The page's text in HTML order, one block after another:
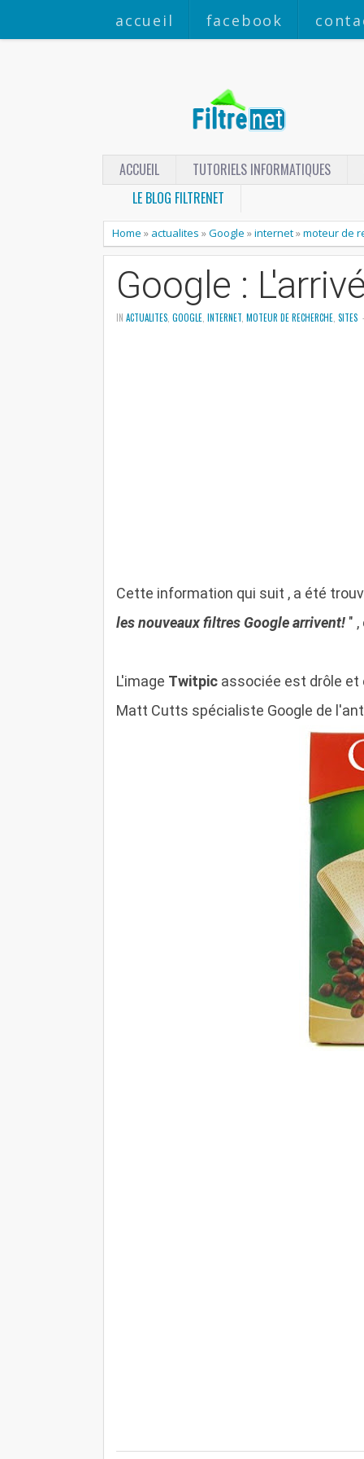
accueil facebook
ACCUEIL TUTORIELS INFORMATIQUES
LE BLOG FILTRENET
Home » actualites »Google »internet»moteur de
Google :
IN ACTUALITES GOOGLE INTERNET MOTEUR DE RECHERCHE SITES
Cette information qui suit , a été
les nouveaux filtres Google arrivent! "
L'image Twitpic associée est drôle et
Matt Cutts spécialiste Google de